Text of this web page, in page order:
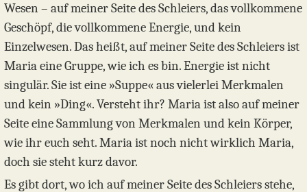
Wesen – auf meiner Seite des Schleiers, das vollkommene
Geschöpf, die vollkommene Energie, und kein
Einzelwesen. Das heißt, auf meiner Seite des Schleiers ist
Maria eine Gruppe, wie ich es bin. Energie ist nicht
singulär. Sie ist eine »Suppe« aus vielerlei Merkmalen
und kein »Ding«. Versteht ihr? Maria ist also auf meiner
Seite eine Sammlung von Merkmalen und kein Körper,
wie ihr euch seht. Maria ist noch nicht wirklich Maria,
doch sie steht kurz davor.
Es gibt dort, wo ich auf meiner Seite des Schleiers stehe,